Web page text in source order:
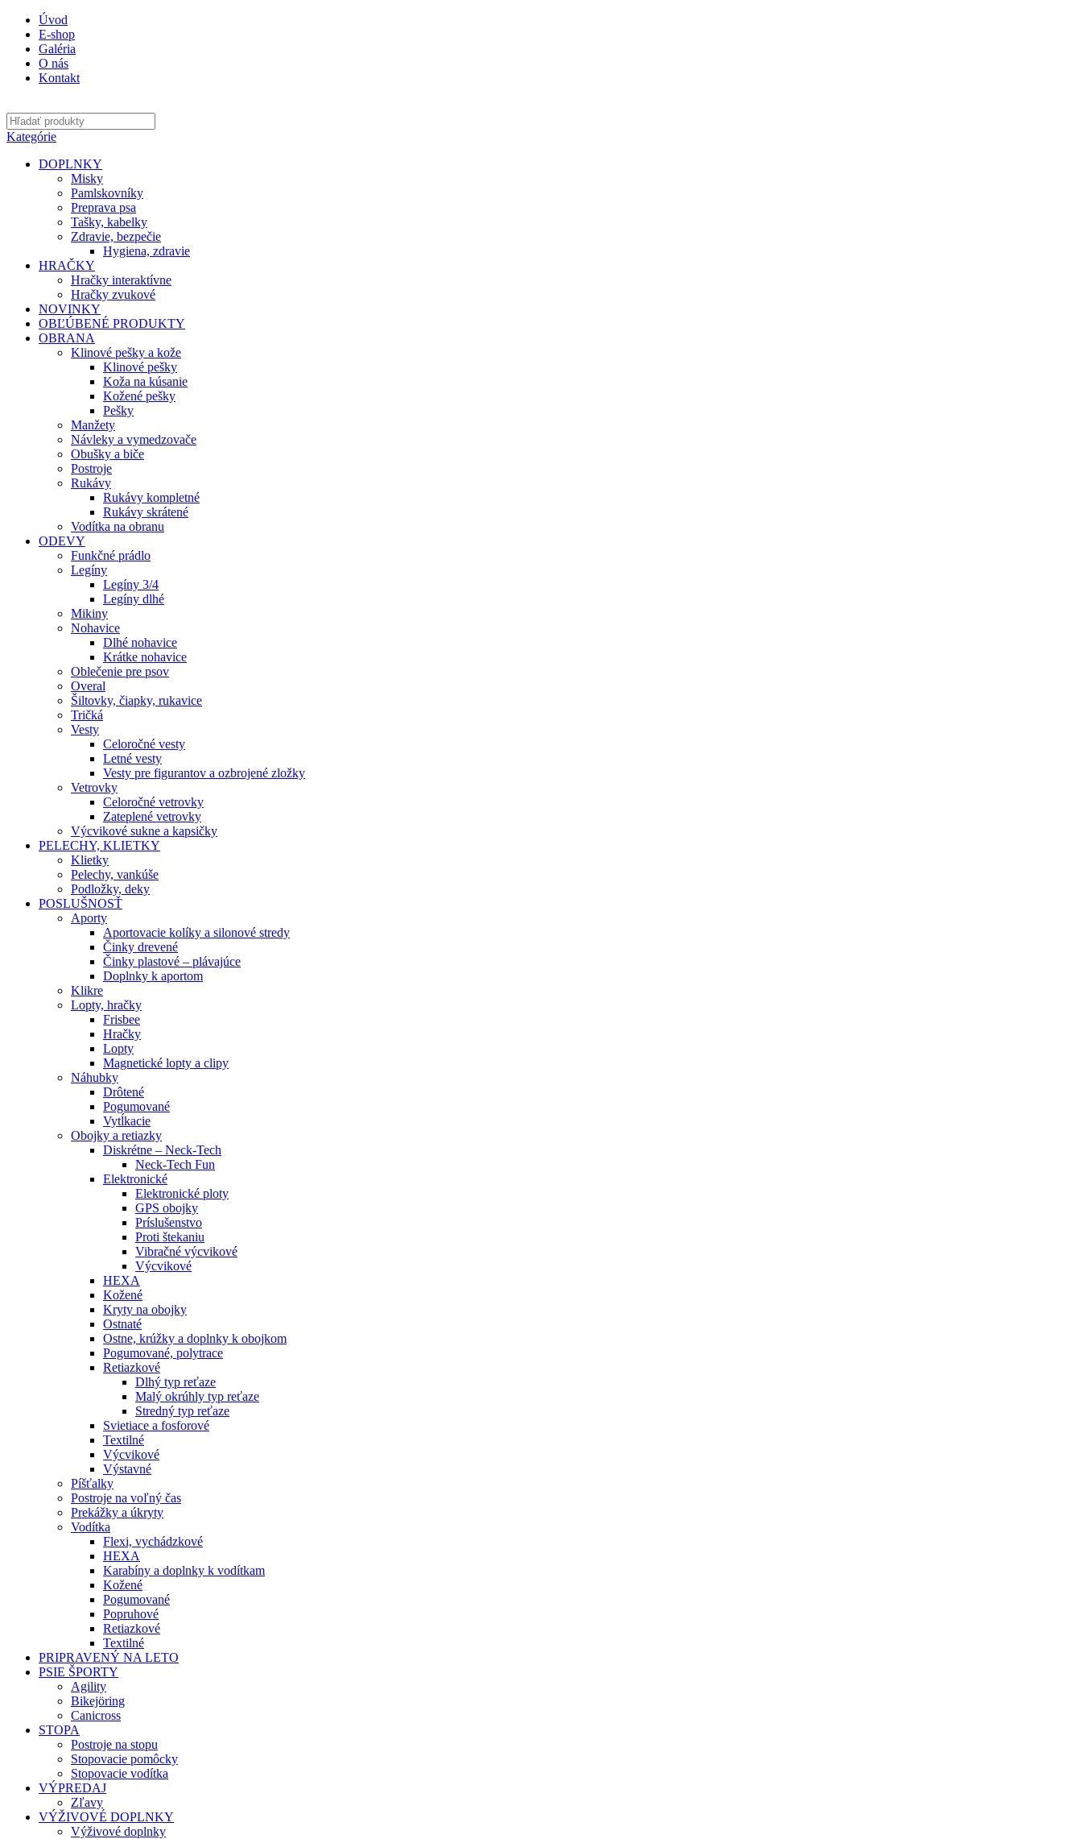
Úvod
E-shop
Galéria
O nás
Kontakt
Kategórie
DOPLNKY
Misky
Pamlskovníky
Preprava psa
Tašky, kabelky
Zdravie, bezpečie
Hygiena, zdravie
HRAČKY
Hračky interaktívne
Hračky zvukové
NOVINKY
OBĽÚBENÉ PRODUKTY
OBRANA
Klinové pešky a kože
Klinové pešky
Koža na kúsanie
Kožené pešky
Pešky
Manžety
Návleky a vymedzovače
Obušky a biče
Postroje
Rukávy
Rukávy kompletné
Rukávy skrátené
Vodítka na obranu
ODEVY
Funkčné prádlo
Legíny
Legíny 3/4
Legíny dlhé
Mikiny
Nohavice
Dlhé nohavice
Krátke nohavice
Oblečenie pre psov
Overal
Šiltovky, čiapky, rukavice
Tričká
Vesty
Celoročné vesty
Letné vesty
Vesty pre figurantov a ozbrojené zložky
Vetrovky
Celoročné vetrovky
Zateplené vetrovky
Výcvikové sukne a kapsičky
PELECHY, KLIETKY
Klietky
Pelechy, vankúše
Podložky, deky
POSLUŠNOSŤ
Aporty
Aportovacie kolíky a silonové stredy
Činky drevené
Činky plastové – plávajúce
Doplnky k aportom
Klikre
Lopty, hračky
Frisbee
Hračky
Lopty
Magnetické lopty a clipy
Náhubky
Drôtené
Pogumované
Vytĺkacie
Obojky a retiazky
Diskrétne – Neck-Tech
Neck-Tech Fun
Elektronické
Elektronické ploty
GPS obojky
Príslušenstvo
Proti štekaniu
Vibračné výcvikové
Výcvikové
HEXA
Kožené
Kryty na obojky
Ostnaté
Ostne, krúžky a doplnky k obojkom
Pogumované, polytrace
Retiazkové
Dlhý typ reťaze
Malý okrúhly typ reťaze
Stredný typ reťaze
Svietiace a fosforové
Textilné
Výcvikové
Výstavné
Píšťalky
Postroje na voľný čas
Prekážky a úkryty
Vodítka
Flexi, vychádzkové
HEXA
Karabíny a doplnky k vodítkam
Kožené
Pogumované
Popruhové
Retiazkové
Textilné
PRIPRAVENÝ NA LETO
PSIE ŠPORTY
Agility
Bikejöring
Canicross
STOPA
Postroje na stopu
Stopovacie pomôcky
Stopovacie vodítka
VÝPREDAJ
Zľavy
VÝŽIVOVÉ DOPLNKY
Výživové doplnky